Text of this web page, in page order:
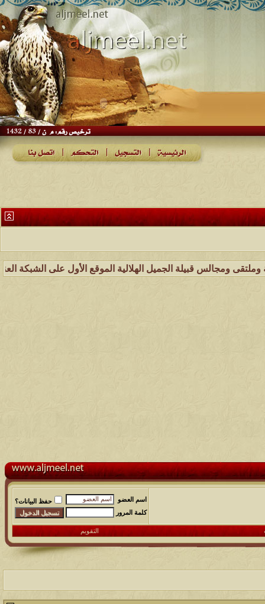
قبيلة الجميل الهلالية الموقع الأول على الشبكة العنكبوتية الذي
اسم العضو
حفظ البيانات؟
كلمة المرور
التقويم